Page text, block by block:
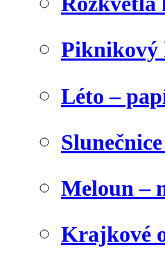
Piknikový
Léto –
Meloun –
Krajkové